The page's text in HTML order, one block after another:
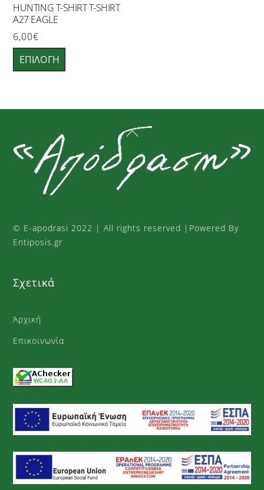
HUNTING T-SHIRT T-SHIRT
A27 EAGLE
6,00€
ΕΠΙΛΟΓΉ
το
επιλογές
μπορούν
στη
Back
Top
© E-apodrasi 2022 | All rights reserved |Powered By
Entiposis.gr
Σχετικά
Άρχική
Επικοινωνία